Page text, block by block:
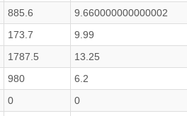
885.6 9.660000000000002
173.7 9.99
1787.5 13.25
980 6.2
0 0